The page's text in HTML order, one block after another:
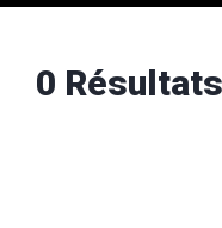
0 Résultats